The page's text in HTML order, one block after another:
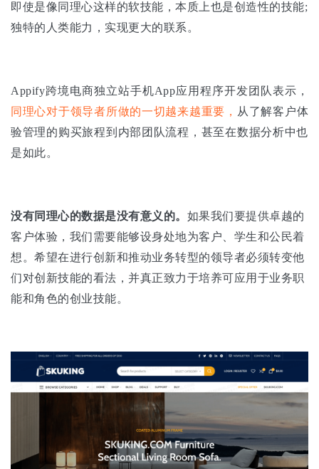
即使是像同理心这样的软技能，本质上也是创造性的技能;
独特的人类能力，实现更大的联系。
Appify跨境电商独立站手机App应用程序开发团队表示，
同理心对于领导者所做的一切越来越重要， 从了解客户体
验管理的购买旅程到内部团队流程，甚至在数据分析中也
是如此。
没有同理心的数据是没有意义的。 如果我们要提供卓越的
客户体验，我们需要能够设身处地为客户、学生和公民着
想。希望在进行创新和推动业务转型的领导者必须转变他
们对创新技能的看法，并真正致力于培养可应用于业务职
能和角色的创业技能。